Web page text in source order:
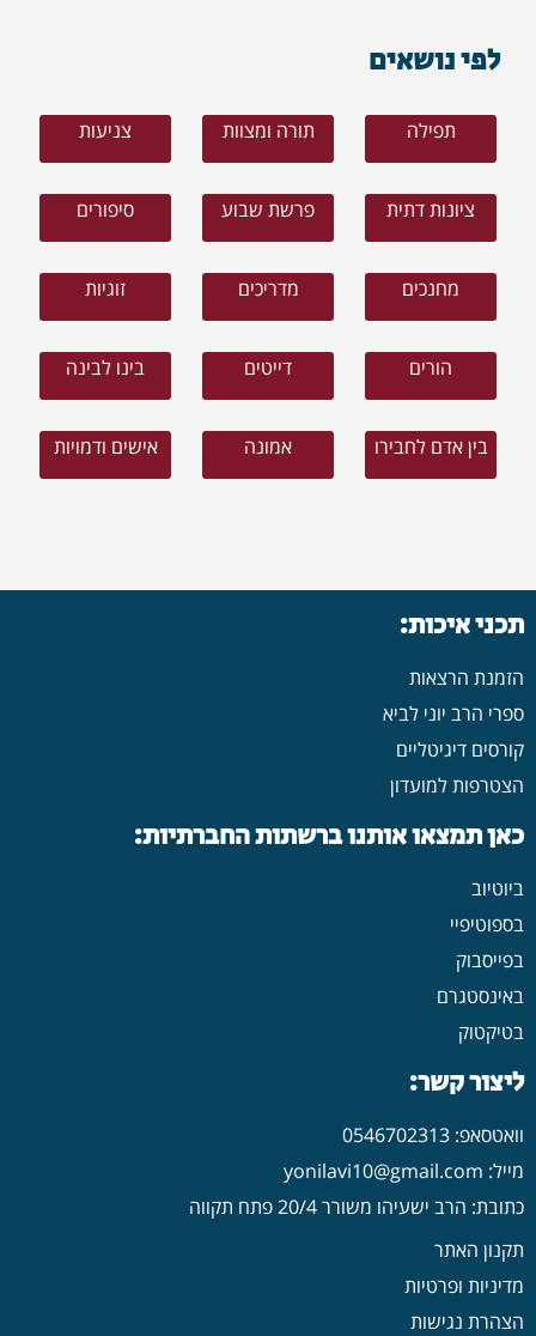
לפי נושאים
תפילה תורה ומצוות צניעות
ציונות דתית פרשת שבוע סיפורים
מחנכים מדריכים זוגיות
הורים דייטים בינו לבינה
בין אדם לחבירו אמונה אישים ודמויות
תכני איכות:
הזמנת הרצאות
ספרי הרב יוני לביא
קורסים דיגיטליים
הצטרפות למועדון
כאן תמצאו אותנו ברשתות החברתיות:
ביוטיוב
בספוטיפיי
בפייסבוק
באינסטגרם
בטיקטוק
ליצור קשר:
וואטסאפ: 0546702313
מייל: yonilavi10@gmail.com
כתובת: הרב ישעיהו משורר 20/4 פתח תקווה
תקנון האתר
מדיניות ופרטיות
הצהרת נגישות